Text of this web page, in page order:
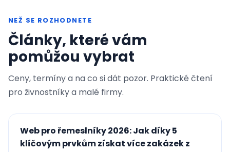
NEŽ SE ROZHODNETE
Články, které vám
pomůžou vybrat
Ceny, termíny a na co si dát pozor. Praktické čtení
pro živnostníky a malé firmy.
Web pro řemeslníky 2026: Jak díky 5
klíčovým prvkům získat více zakázek z